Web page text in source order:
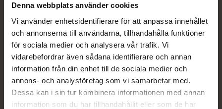
Denna webbplats använder cookies
Vi använder enhetsidentifierare för att anpassa innehållet
och annonserna till användarna, tillhandahålla funktioner
för sociala medier och analysera vår trafik. Vi
vidarebefordrar även sådana identifierare och annan
information från din enhet till de sociala medier och
annons- och analysföretag som vi samarbetar med.
Dessa kan i sin tur kombinera informationen med annan
information som du har tillhandahållit eller som de har
skyddar ditt barn mot solen strålar. Den är
praktisk och användbar med dragkedja
framtill. En storfavorit hos barnfamiljer på
grund av sin enkelhet och solskydd. UV-
dräkten är tillverkad i ett snabbtorkande
material, med UV-50+ som blockerar 98% av
solens farliga UVA- och UVB-strålar. Dräkten
har en dragkedja framtill för enkel på och
avklädnad.Hög halslinningSPF